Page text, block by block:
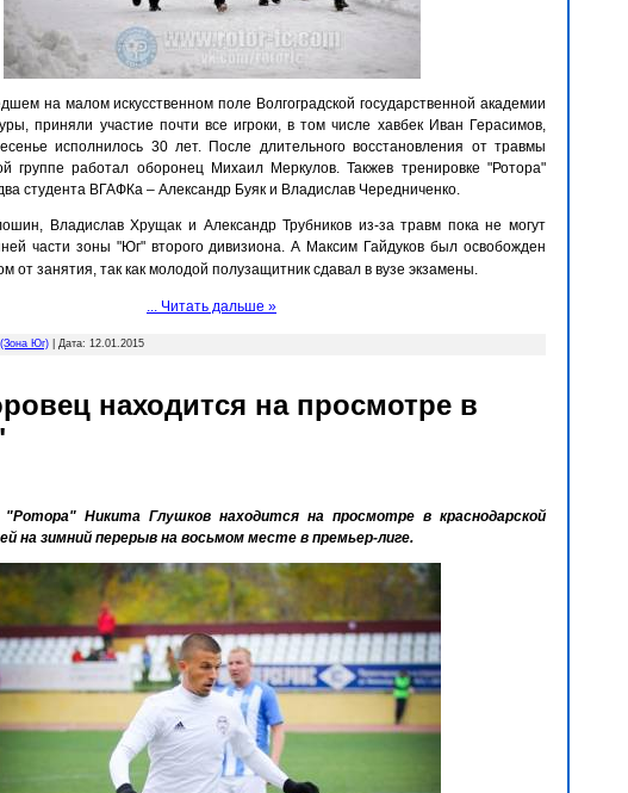
на малом искусственном поле Волгоградской государственной академии
приняли участие почти все игроки, в том числе хавбек Иван Герасимов,
исполнилось 30 лет. После длительного восстановления от травмы
группе работал оборонец Михаил Меркулов. Такжев тренировке "Ротора"
студента ВГАФКа – Александр Буяк и Владислав Чередниченко.
Владислав Хрущак и Александр Трубников из-за травм пока не могут
части зоны "Юг" второго дивизиона. А Максим Гайдуков был освобожден
от занятия, так как молодой полузащитник сдавал в вузе экзамены.
... Читать дальше »
Юг) | Дата: 12.01.2015
находится на просмотре в
Никита Глушков находится на просмотре в краснодарской
на зимний перерыв на восьмом месте в премьер-лиге.